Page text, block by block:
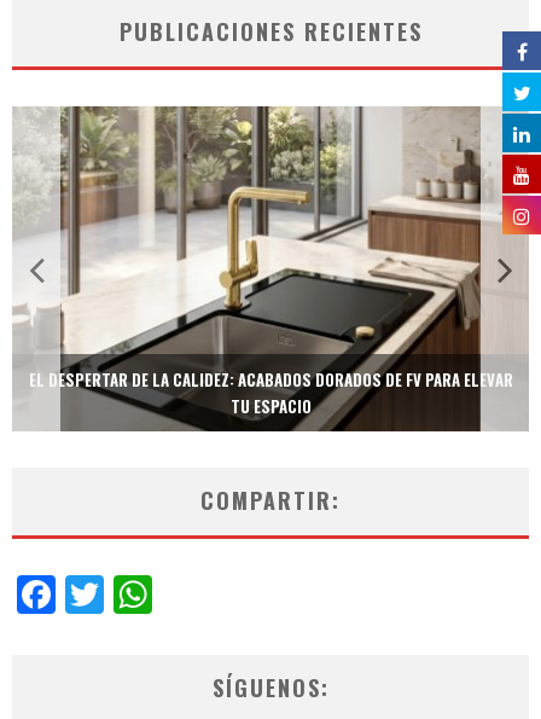
PUBLICACIONES RECIENTES
EL DESPERTAR DE LA CALIDEZ: ACABADOS DORADOS DE FV PARA ELEVAR
TU ESPACIO
COMPARTIR:
Facebook
Twitter
SÍGUENOS: